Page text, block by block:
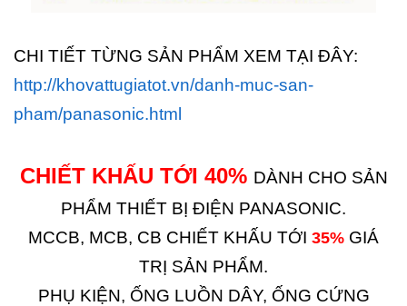
CHI TIẾT TỪNG SẢN PHẨM XEM TẠI ĐÂY:
http://khovattugiatot.vn/danh-muc-san-
pham/panasonic.html
CHIẾT KHẤU TỚI 40% DÀNH CHO SẢN
PHẨM THIẾT BỊ ĐIỆN PANASONIC.
MCCB, MCB, CB CHIẾT KHẤU TỚI 35% GIÁ
TRỊ SẢN PHẨM.
PHỤ KIỆN, ỐNG LUỒN DÂY, ỐNG CỨNG